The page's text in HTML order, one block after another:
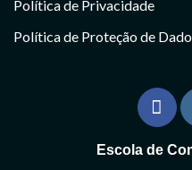
Política de Privacidade
Política de Proteção de
Escola de